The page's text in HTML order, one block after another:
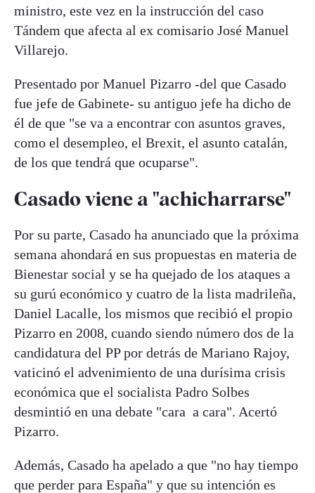
ministro, este vez en la instrucción del caso
Tándem que afecta al ex comisario José Manuel
Villarejo.
Presentado por Manuel Pizarro -del que Casado
fue jefe de Gabinete- su antiguo jefe ha dicho de
él de que "se va a encontrar con asuntos graves,
como el desempleo, el Brexit, el asunto catalán,
de los que tendrá que ocuparse".
Casado viene a "achicharrarse"
Por su parte, Casado ha anunciado que la próxima
semana ahondará en sus propuestas en materia de
Bienestar social y se ha quejado de los ataques a
su gurú económico y cuatro de la lista madrileña,
Daniel Lacalle, los mismos que recibió el propio
Pizarro en 2008, cuando siendo número dos de la
candidatura del PP por detrás de Mariano Rajoy,
vaticinó el advenimiento de una durísima crisis
económica que el socialista Padro Solbes
desmintió en una debate "cara a cara". Acertó
Pizarro.
Además, Casado ha apelado a que "no hay tiempo
que perder para España" y que su intención es